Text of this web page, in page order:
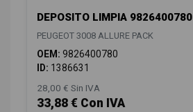
DEPOSITO LIMPIA 9826400780
PEUGEOT 3008 ALLURE PACK
OEM: 9826400780
ID: 1386631
28,00 € Sin IVA
33,88 € Con IVA